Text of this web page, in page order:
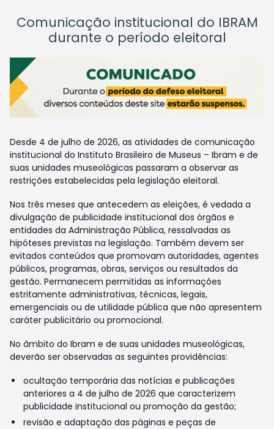
Comunicação institucional do IBRAM
durante o período eleitoral
Desde 4 de julho de 2026, as atividades de comunicação
institucional do Instituto Brasileiro de Museus – Ibram e de
suas unidades museológicas passaram a observar as
restrições estabelecidas pela legislação eleitoral.
Nos três meses que antecedem as eleições, é vedada a
divulgação de publicidade institucional dos órgãos e
entidades da Administração Pública, ressalvadas as
hipóteses previstas na legislação. Também devem ser
evitados conteúdos que promovam autoridades, agentes
públicos, programas, obras, serviços ou resultados da
gestão. Permanecem permitidas as informações
estritamente administrativas, técnicas, legais,
emergenciais ou de utilidade pública que não apresentem
caráter publicitário ou promocional.
No âmbito do Ibram e de suas unidades museológicas,
deverão ser observadas as seguintes providências:
ocultação temporária das notícias e publicações
anteriores a 4 de julho de 2026 que caracterizem
publicidade institucional ou promoção da gestão;
revisão e adaptação das páginas e peças de